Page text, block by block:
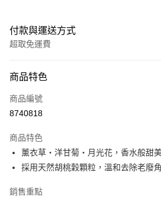
付款與運送方式
超取免運費
信用卡一次付款
超商取貨付款
Apple Pay
街口支付
悠遊付
商品特色
商品編號
8740818
商品特色
薰衣草‧洋甘菊‧月光花，香水般甜
採用天然胡桃穀顆粒，溫和去除老廢
銷售重點